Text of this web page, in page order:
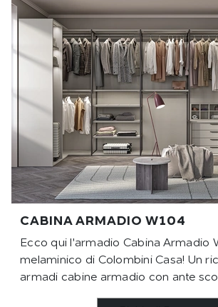
CABINA ARMADIO W104
Ecco qui l'armadio Cabina Armadio
melaminico di Colombini Casa! Un
armadi cabine armadio con ante